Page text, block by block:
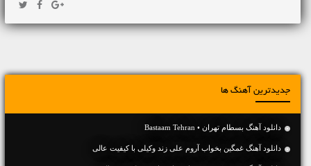
جدیدترین آهنگ ها
دانلود آهنگ بسطام تهران • Bastaam Tehran
دانلود آهنگ غمگین بخواب آروم علی زند وکیلی با کیفیت عالی